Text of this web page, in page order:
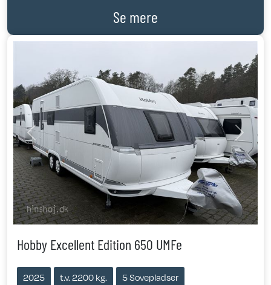
Se mere
Previous Next
Hobby Excellent Edition 650 UMFe
2025 t.v. 2200 kg.
5 Sovepladser